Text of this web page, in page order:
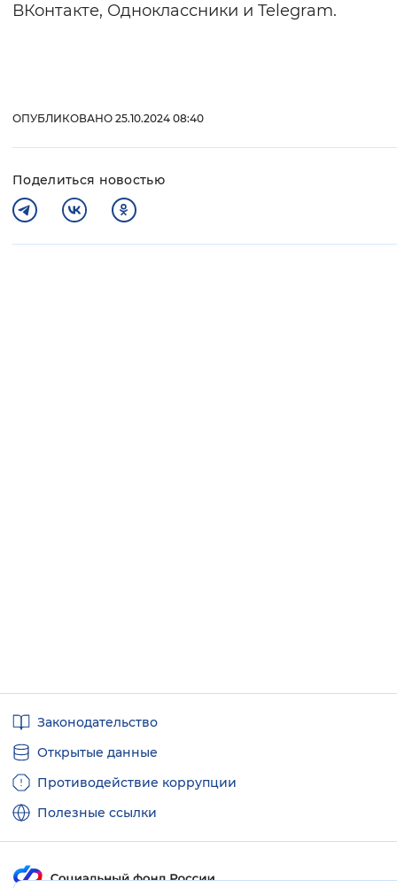
ВКонтакте, Одноклассники и Telegram.
ОПУБЛИКОВАНО 25.10.2024 08:40
Поделиться новостью
ссылкиЗаконодательство
Открытые данные
Противодействие коррупции
Полезные ссылки